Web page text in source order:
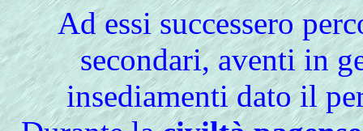
Ad essi successero
secondari, aventi in
insediamenti dato il